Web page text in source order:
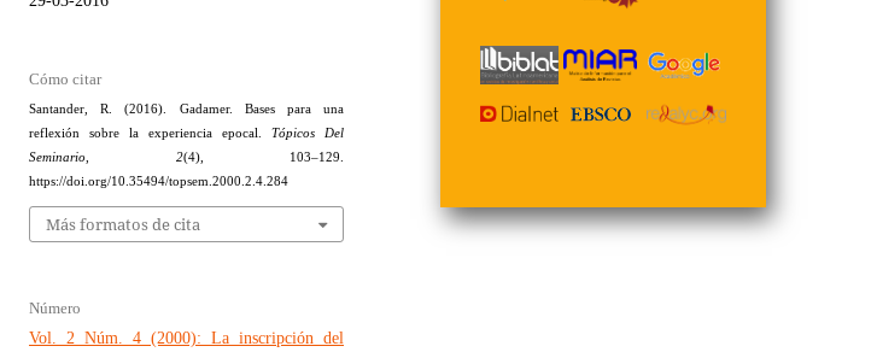
Cómo citar
Santander, R. (2016). Gadamer. Bases para una
reflexión sobre la experiencia epocal. Tópicos Del
Seminario
2(4), 103–129.
https://doi.org/10.35494/topsem.2000.2.4.284
Más formatos de cita
Número
Vol. 2 Núm. 4 (2000): La inscripción del